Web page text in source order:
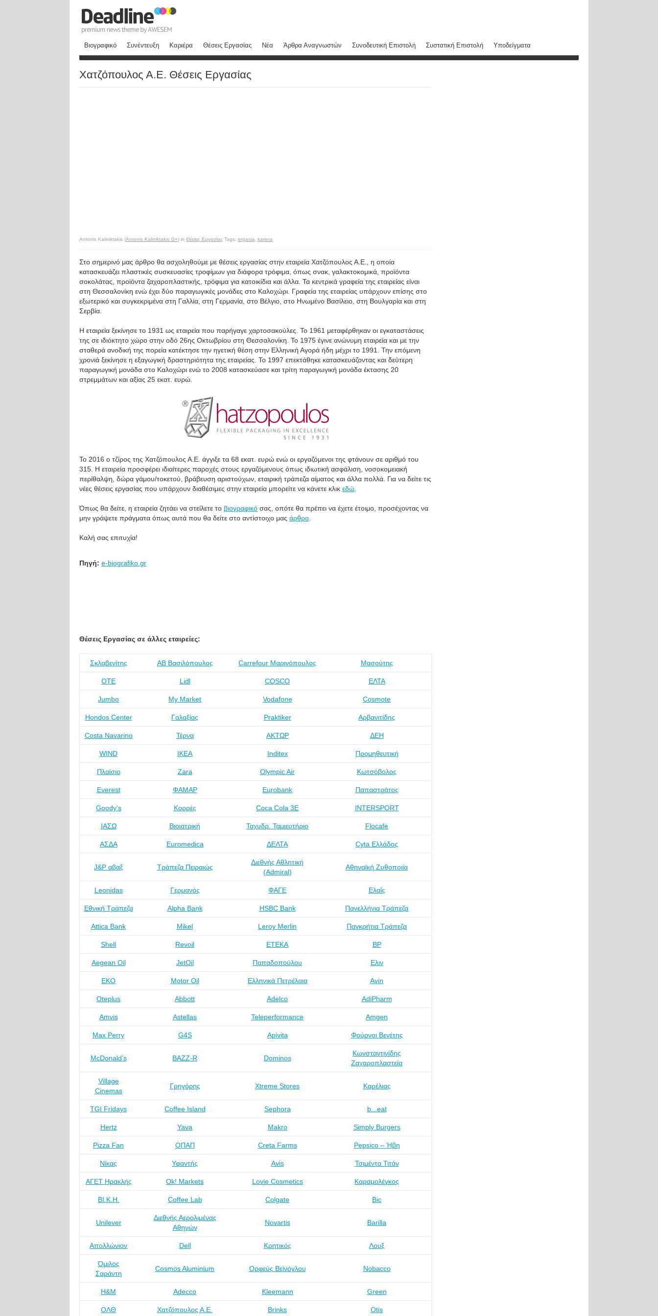
Βιογραφικό Συνέντευξη Καριέρα Θέσεις Εργασίας Νέα Άρθρα Αναγνωστών Συνοδευτική Επιστολή Συστατική Επιστολή Υποδείγματα
Χατζόπουλος Α.Ε. Θέσεις Εργασίας
Antonis Kaliniktakis (Antonis Kaliniktakis G+) in Θέσεις Εργασίας Tags: ergasia kariera
Στο σημερινό μας άρθρο θα ασχοληθούμε με θέσεις εργασίας στην εταιρεία Χατζόπουλος Α.Ε., η οποία
κατασκευάζει πλαστικές συσκευασίες τροφίμων για διάφορα τρόφιμα, όπως σνακ, γαλακτοκομικά, προϊόντα
σοκολάτας, προϊόντα ζαχαροπλαστικής, τρόφιμα για κατοικίδια και άλλα. Τα κεντρικά γραφεία της εταιρείας είναι
στη Θεσσαλονίκη ενώ έχει δύο παραγωγικές μονάδες στο Καλοχώρι. Γραφεία της εταιρείας υπάρχουν επίσης στο
εξωτερικό και συγκεκριμένα στη Γαλλία, στη Γερμανία, στο Βέλγιο, στο Ηνωμένο Βασίλειο, στη Βουλγαρία και στη
Σερβία.
Η εταιρεία ξεκίνησε το 1931 ως εταιρεία που παρήγαγε χαρτοσακούλες. Το 1961 μεταφέρθηκαν οι εγκαταστάσεις
της σε ιδιόκτητο χώρο στην οδό 26ης Οκτωβρίου στη Θεσσαλονίκη. Το 1975 έγινε ανώνυμη εταιρεία και με την
σταθερά ανοδική της πορεία κατέκτησε την ηγετική θέση στην Ελληνική Αγορά ήδη μέχρι το 1991. Την επόμενη
χρονιά ξεκίνησε η εξαγωγική δραστηριότητα της εταιρείας. Το 1997 επεκτάθηκε κατασκευάζοντας και δεύτερη
παραγωγική μονάδα στο Καλοχώρι ενώ το 2008 κατασκεύασε και τρίτη παραγωγική μονάδα έκτασης 20
στρεμμάτων και αξίας 25 εκατ. ευρώ.
Το 2016 ο τζίρος της Χατζόπουλος Α.Ε. άγγιξε τα 68 εκατ. ευρώ ενώ οι εργαζόμενοι της φτάνουν σε αριθμό του
315. Η εταιρεία προσφέρει ιδιαίτερες παροχές στους εργαζόμενους όπως ιδιωτική ασφάλιση, νοσοκομειακή
περίθαλψη, δώρα γάμου/τοκετού, βράβευση αριστούχων, εταιρική τράπεζα αίματος και άλλα πολλά. Για να δείτε τις
νέες θέσεις εργασίας που υπάρχουν διαθέσιμες στην εταιρεία μπορείτε να κάνετε κλικ εδώ
Όπως θα δείτε, η εταιρεία ζητάει να στείλετε το βιογραφικό σας, οπότε θα πρέπει να έχετε έτοιμο, προσέχοντας να
μην γράψετε πράγματα όπως αυτά που θα δείτε στο αντίστοιχο μας άρθρο
Καλή σας επιτυχία!
Πηγή: e-biografiko.gr
Θέσεις Εργασίας σε άλλες εταιρείες:
Σκλαβενίτης ΑΒ Βασιλόπουλος Carrefour Μαρινόπουλος Μασούτης
ΟΤΕ Lidl COSCO ΕΛΤΑ
Jumbo My Market Vodafone Cosmote
Hondos Center Γαλαξίας Praktiker Αρβανιτίδης
Costa Navarino Τέρνα ΑΚΤΩΡ ΔΕΗ
WIND IKEA Inditex Προμηθευτική
Πλαίσιο Zara Olympic Air Κωτσόβολος
Everest ΦΑΜΑΡ Eurobank Παπαστράτος
Goody’s Κορρές Coca Cola 3Ε INTERSPORT
ΙΑΣΩ Βιοιατρική Ταχυδρ. Ταμιευτήριο Flocafe
ΑΣΔΑ Euromedica ΔΕΛΤΑ Cyta Ελλάδος
J&P αβαξ Τράπεζα Πειραιώς
Διεθνής Αθλητική
(Admiral)
Αθηναϊκή Ζυθοποιία
Leonidas Γερμανός ΦΑΓΕ Ελαΐς
Εθνική Τράπεζα Alpha Bank HSBC Bank Πανελλήνια Τράπεζα
Attica Bank Mikel Leroy Merlin Παγκρήτια Τράπεζα
Shell Revoil ΕΤΕΚΑ BP
Aegean Oil JetOil Παπαδοπούλου Ελιν
ΕΚΟ Motor Oil Ελληνικά Πετρέλαια Avin
Oteplus Abbott Adelco AdiPharm
Amvis Astellas Teleperformance Amgen
Max Perry G4S Apivita Φούρνοι Βενέτης
McDonald’s BAZZ-R Dominos
Κωνσταντινίδης
Ζαχαροπλαστεία
Village
Cinemas
Γρηγόρης Xtreme Stores Καρέλιας
TGI Fridays Coffee Island Sephora b...eat
Hertz Yava Makro Simply Burgers
Pizza Fan ΟΠΑΠ Creta Farms Pepsico – Ήβη
Νίκας Υφαντής Avis Τσιμέντα Τιτάν
ΑΓΕΤ Ηρακλής Ok! Markets Lovie Cosmetics Καραμολέγκος
ΒΙ.Κ.Η. Coffee Lab Colgate Bic
Unilever
Διεθνής Αερολιμένας
Αθηνών
Novartis Barilla
Απολλώνιον Dell Κρητικός Λουξ
Όμιλος
Σαράντη
Cosmos Aluminium Ορφεύς Βεϊνόγλου Nobacco
H&M Adecco Kleemann Green
ΟΛΘ Χατζόπουλος Α.Ε. Brinks Otis